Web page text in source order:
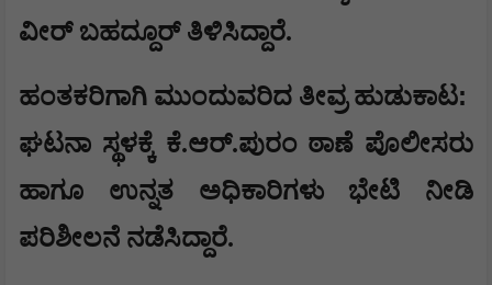
ವೀರ್ ಬಹದ್ದೂರ್ ತಿಳಿಸಿದ್ದಾರೆ.
ಹಂತಕರಿಗಾಗಿ ಮುಂದುವರಿದ ತೀವ್ರ ಹುಡುಕಾಟ:
ಘಟನಾ ಸ್ಥಳಕ್ಕೆ ಕೆ.ಆರ್.ಪುರಂ ಠಾಣೆ ಪೊಲೀಸರು
ಹಾಗೂ ಉನ್ನತ ಅಧಿಕಾರಿಗಳು ಭೇಟಿ ನೀಡಿ
ಪರಿಶೀಲನೆ ನಡೆಸಿದ್ದಾರೆ.